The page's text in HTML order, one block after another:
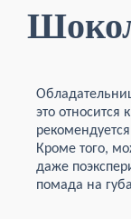
это относится
Кроме того,
даже
помада на